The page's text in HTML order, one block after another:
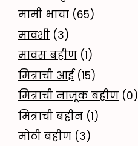
मामी भाचा (65)
मावशी (3)
मावस बहीण (1)
मित्राची आई(15)
मित्राची नाजूक बहीण (0)
मित्राची बहीन (1)
मोठी बहीण (3)